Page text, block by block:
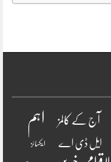
آج کے کالمز
اہم
ایل ڈی اے ایکسائز